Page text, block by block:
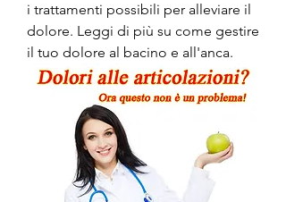
i trattamenti possibili per alleviare il
dolore. Leggi di più su come gestire
il tuo dolore al bacino e all'anca.